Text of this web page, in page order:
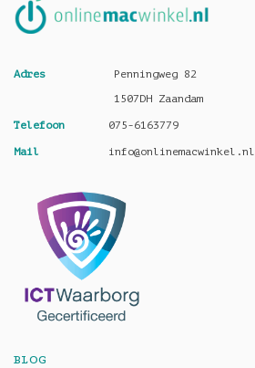
Adres
Penningweg 82
1507DH Zaandam
Telefoon 075-6163779
Mail info@onlinemacwinkel.nl
BLOG